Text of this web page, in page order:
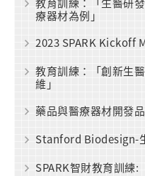
療器材為例」
2023 SPARK Kickoff
教育訓練：「創新生
維」
藥品與醫療器材開發
Stanford Biodesign-
SPARK智財教育訓練: